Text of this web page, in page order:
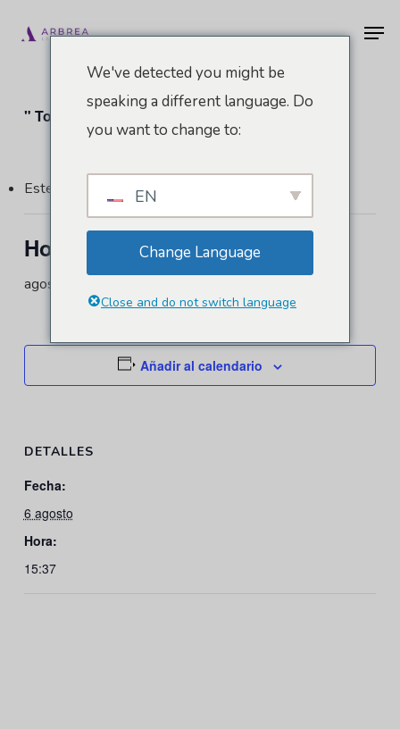
" Todos los Eventos
Este evento ha pasado.
Hotel Sheraton Vitoria
agosto 6 @ 15:37
Añadir al calendario
DETALLES
Fecha:
6 agosto
Hora:
15:37
We've detected you might be
speaking a different language. Do
you want to change to:
EN
Change Language
Close and do not switch language